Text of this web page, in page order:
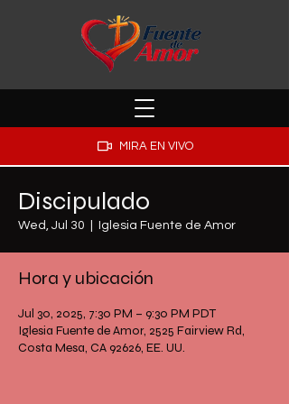
MIRA EN VIVO
Discipulado
Wed, Jul 30 Iglesia Fuente de Amor
Hora y ubicación
Jul 30, 2025, 7:30 PM – 9:30 PM PDT
Iglesia Fuente de Amor, 2525 Fairview Rd,
Costa Mesa, CA 92626, EE. UU.